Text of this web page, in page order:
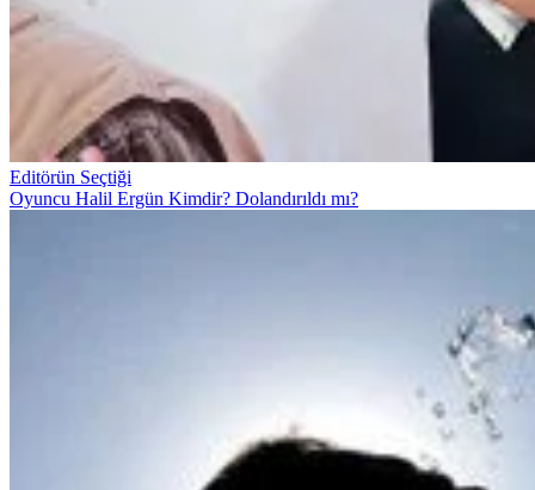
Editörün Seçtiği
Oyuncu Halil Ergün Kimdir? Dolandırıldı mı?